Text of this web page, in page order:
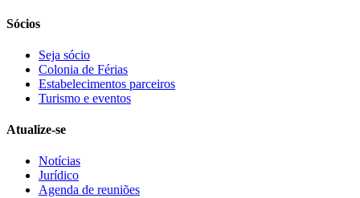
Sócios
Seja sócio
Colonia de Férias
Estabelecimentos parceiros
Turismo e eventos
Atualize-se
Notícias
Jurídico
Agenda de reuniões